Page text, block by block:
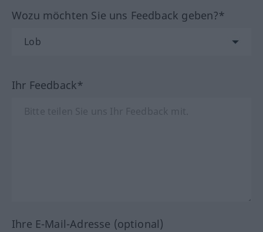
Wozu möchten Sie uns Feedback geben?*
Ihr Feedback*
Ihre E-Mail-Adresse (optional)